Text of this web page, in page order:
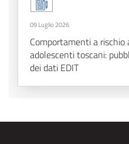
09 Luglio 2026
Comportamenti a
adolescenti toscani:
dei dati EDIT